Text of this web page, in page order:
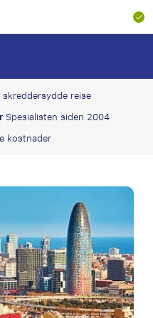
reise
Spesialisten siden 2004
kostnader